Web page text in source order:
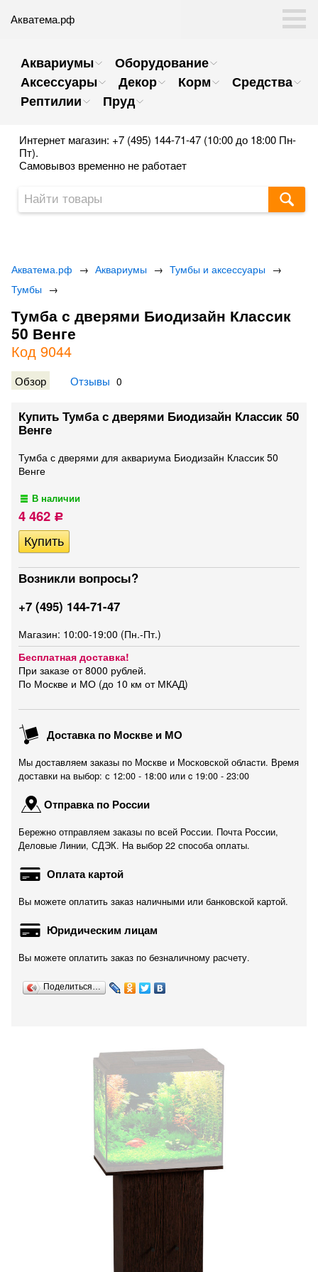
Акватема.рф
Аквариумы
Оборудование
Аксессуары
Декор Корм
Средства
Рептилии
Пруд
Интернет магазин: +7 (495) 144-71-47 (10:00 до 18:00 Пн-
Пт).
Самовывоз временно не работает
Акватема.рф → Аквариумы → Тумбы и аксессуары →
Тумбы →
Тумба с дверями Биодизайн Классик
50 Венге
Код 9044
Обзор Отзывы 0
Купить Тумба с дверями Биодизайн Классик 50
Венге
Тумба с дверями для аквариума Биодизайн Классик 50
Венге
В наличии
4 462 Р
Возникли вопросы?
+7 (495) 144-71-47
Магазин: 10:00-19:00 (Пн.-Пт.)
Бесплатная доставка!
При заказе от 8000 рублей.
По Москве и МО (до 10 км от МКАД)
Доставка по Москве и МО
Мы доставляем заказы по Москве и Московской области. Время
доставки на выбор: с 12:00 - 18:00 или c 19:00 - 23:00
Отправка по России
Бережно отправляем заказы по всей России. Почта России,
Деловые Линии, СДЭК. На выбор 22 способа оплаты.
Оплата картой
Вы можете оплатить заказ наличными или банковской картой.
Юридическим лицам
Вы можете оплатить заказ по безналичному расчету.
Поделиться…